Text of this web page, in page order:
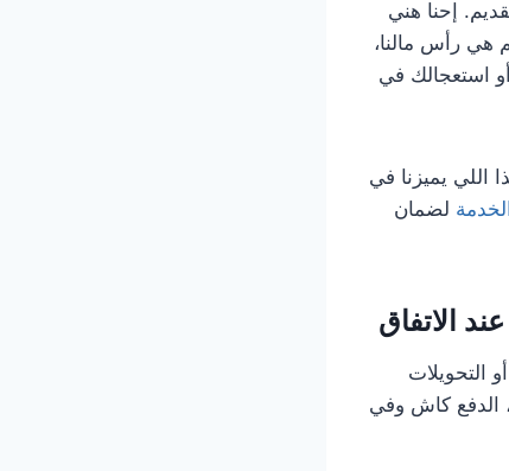
إحنا هني
هي رأس مالنا،
استعجالك في
اللي يميزنا في
لضمان
الاتفاق
التحويلات
الدفع كاش وفي